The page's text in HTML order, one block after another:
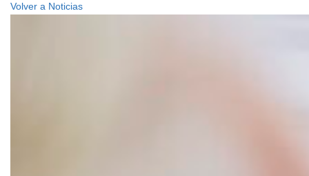
Volver a Noticias